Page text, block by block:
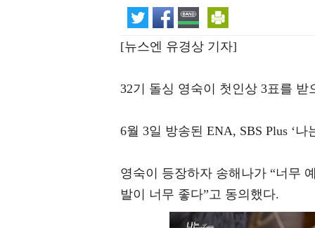
[뉴스엔 유경상 기자]
32기 돌싱 영숙이 첫인상 3표를
6월 3일 방송된 ENA, SBS Plus ‘
영숙이 등장하자 송해나가 “너무
발이 너무 좋다”고 동의했다.